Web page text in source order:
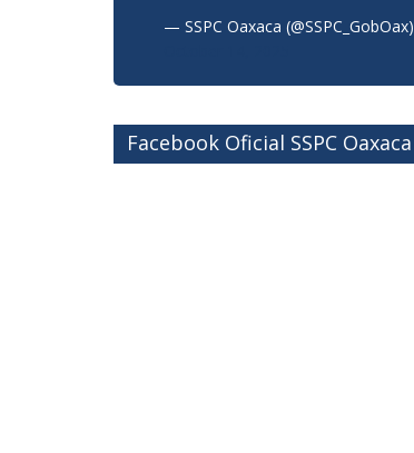
— SSPC Oaxaca (@SSPC_GobOax)
Facebook Oficial SSPC Oaxaca